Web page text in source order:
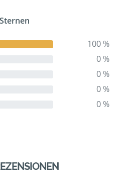
100 %
0 %
0 %
0 %
0 %